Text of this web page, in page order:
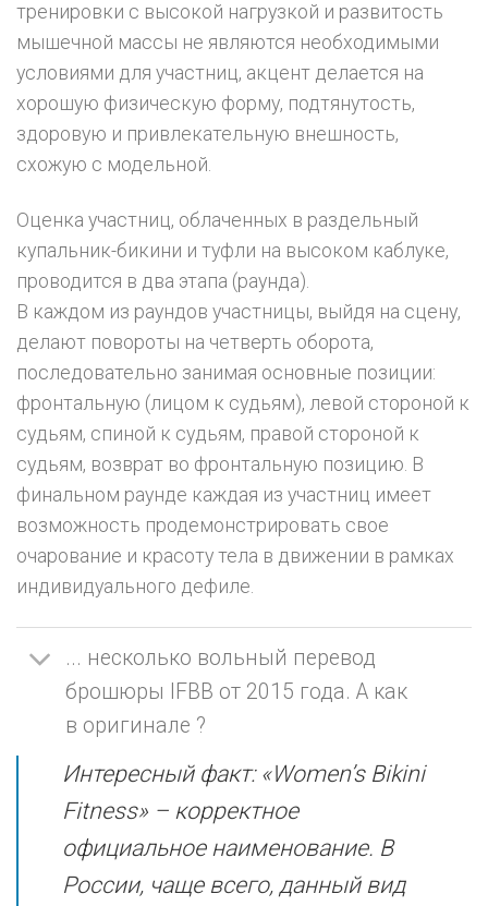
тренировки с высокой нагрузкой и развитость
мышечной массы не являются необходимыми
условиями для участниц, акцент делается на
хорошую физическую форму, подтянутость,
здоровую и привлекательную внешность,
схожую с модельной.
Оценка участниц, облаченных в раздельный
купальник-бикини и туфли на высоком каблуке,
проводится в два этапа (раунда).
В каждом из раундов участницы, выйдя на сцену,
делают повороты на четверть оборота,
последовательно занимая основные позиции:
фронтальную (лицом к судьям), левой стороной к
судьям, спиной к судьям, правой стороной к
судьям, возврат во фронтальную позицию. В
финальном раунде каждая из участниц имеет
возможность продемонстрировать свое
очарование и красоту тела в движении в рамках
индивидуального дефиле.
... несколько вольный перевод
брошюры IFBB от 2015 года. А как
в оригинале ?
Интересный факт: «Women’s Bikini
Fitness» – корректное
официальное наименование. В
России, чаще всего, данный вид